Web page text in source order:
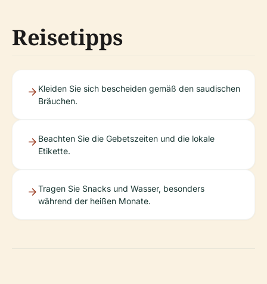
Reisetipps
Kleiden Sie sich bescheiden gemäß den saudischen
Bräuchen.
Beachten Sie die Gebetszeiten und die lokale
Etikette.
Tragen Sie Snacks und Wasser, besonders
während der heißen Monate.